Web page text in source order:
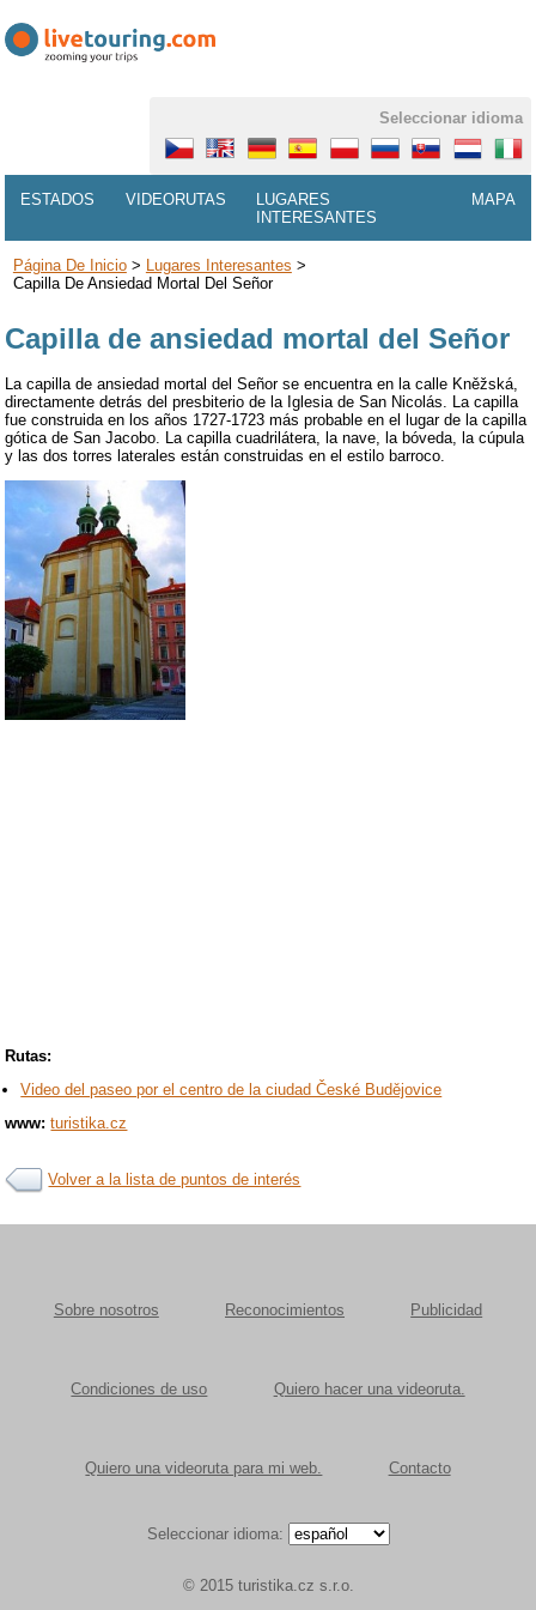
Seleccionar idioma
ESTADOS VIDEORUTAS
LUGARES
INTERESANTES
MAPA
Página De Inicio> Lugares Interesantes >
Capilla De Ansiedad Mortal Del Señor
Capilla de ansiedad mortal del Señor
La capilla de ansiedad mortal del Señor se encuentra en la calle Kněžská,
directamente detrás del presbiterio de la Iglesia de San Nicolás. La capilla
fue construida en los años 1727-1723 más probable en el lugar de la capilla
gótica de San Jacobo. La capilla cuadrilátera, la nave, la bóveda, la cúpula
y las dos torres laterales están construidas en el estilo barroco.
Rutas:
Video del paseo por el centro de la ciudad České Budějovice
www: turistika.cz
Volver a la lista de puntos de interés
Sobre nosotros Reconocimientos Publicidad
Condiciones de uso Quiero hacer una videoruta.
Quiero una videoruta para mi web. Contacto
Seleccionar idioma:
© 2015 turistika.cz s.r.o.